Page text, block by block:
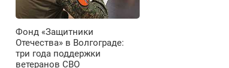
Фонд «Защитники
Отечества» в Волгограде:
три года поддержки
ветеранов СВО